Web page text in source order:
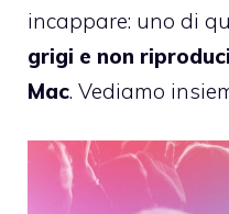
incappare: uno di
grigi e non
Mac. Vediamo